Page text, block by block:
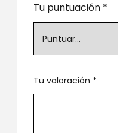
Tu puntuación *
Tu valoración *